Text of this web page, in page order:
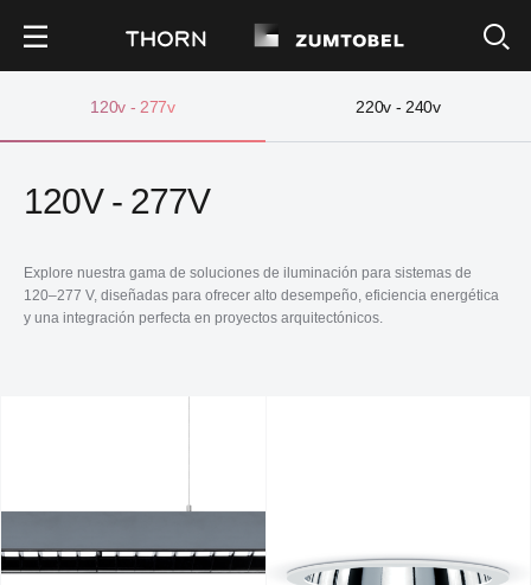
120v - 277v 220v - 240v
120V - 277V
Explore nuestra gama de soluciones de iluminación para sistemas de
120–277 V, diseñadas para ofrecer alto desempeño, eficiencia energética
y una integración perfecta en proyectos arquitectónicos.